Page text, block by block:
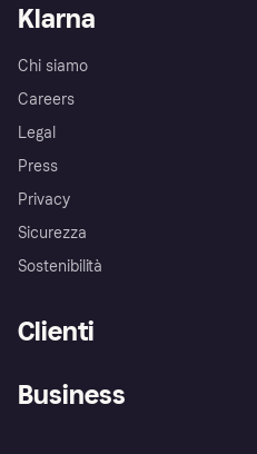
Klarna
Chi siamo
Careers
Legal
Press
Privacy
Sicurezza
Sostenibilità
Clienti
Business